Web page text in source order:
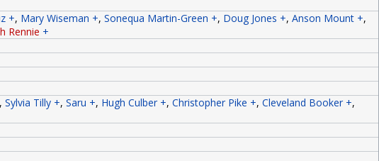
+, Mary Wiseman +, Sonequa Martin-Green +, Doug Jones +, Anson Mount +,
Rennie +
, Sylvia Tilly +, Saru +, Hugh Culber +, Christopher Pike +, Cleveland Booker +,